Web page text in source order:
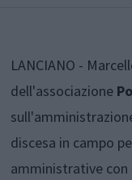
LANCIANO -
dell'associazione
discesa in campo
amministrative con